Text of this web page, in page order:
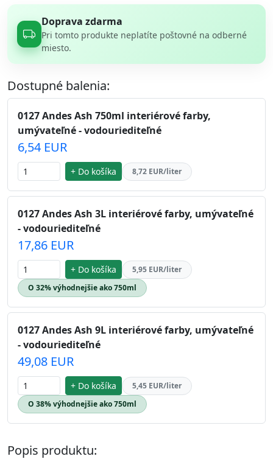
Doprava zdarma
Pri tomto produkte neplatíte poštovné na odberné
miesto.
Dostupné balenia:
0127 Andes Ash 750ml interiérové farby,
umývateľné - vodouriediteľné
6,54 EUR
+ Do košíka 8,72 EUR/liter
0127 Andes Ash 3L interiérové farby, umývateľné
- vodouriediteľné
17,86 EUR
+ Do košíka
5,95 EUR/liter
O 32% výhodnejšie ako 750ml
0127 Andes Ash 9L interiérové farby, umývateľné
- vodouriediteľné
49,08 EUR
+ Do košíka
5,45 EUR/liter
O 38% výhodnejšie ako 750ml
Popis produktu: